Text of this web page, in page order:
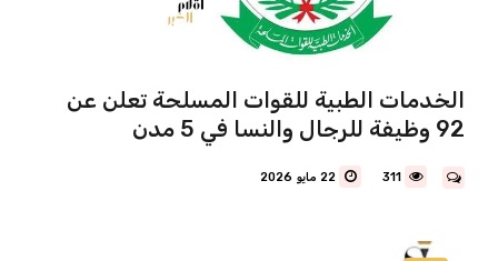
الخدمات الطبية للقوات المسلحة تعلن عن
92 وظيفة للرجال والنسا في 5 مدن
311 22 مايو 2026